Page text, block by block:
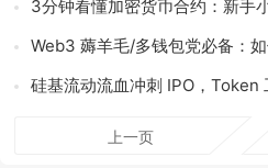
3分钟看懂加密货币合约：新手小
Web3 薅羊毛/多钱包党必备：如何优雅地批
硅基流动流血冲刺 IPO，Token 工厂
上一页